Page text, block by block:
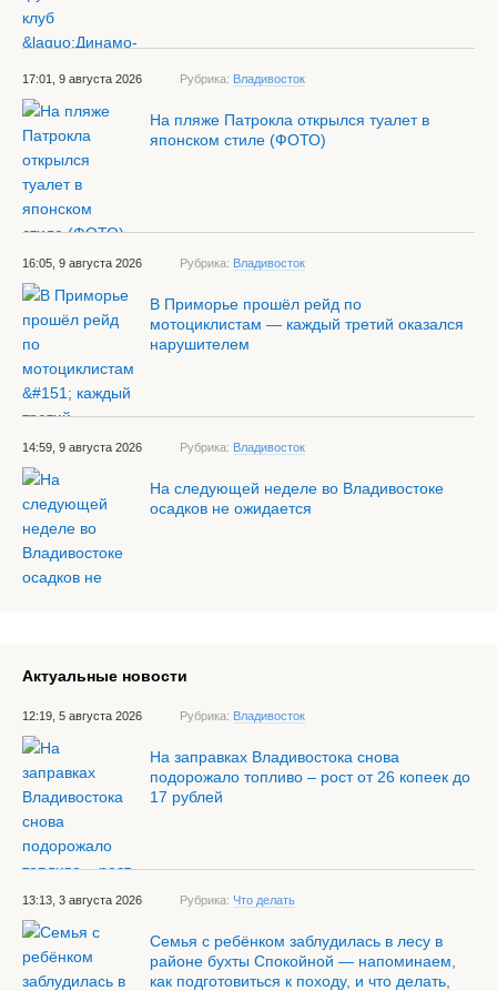
17:01, 9 августа 2026 Рубрика: Владивосток
На пляже Патрокла открылся туалет в
японском стиле (ФОТО)
16:05, 9 августа 2026 Рубрика: Владивосток
В Приморье прошёл рейд по
мотоциклистам — каждый третий оказался
нарушителем
14:59, 9 августа 2026 Рубрика: Владивосток
На следующей неделе во Владивостоке
осадков не ожидается
Актуальные новости
12:19, 5 августа 2026 Рубрика: Владивосток
На заправках Владивостока снова
подорожало топливо – рост от 26 копеек до
17 рублей
13:13, 3 августа 2026 Рубрика: Что делать
Семья с ребёнком заблудилась в лесу в
районе бухты Спокойной — напоминаем,
как подготовиться к походу, и что делать,